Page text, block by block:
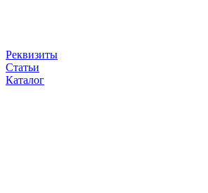
Реквизиты
Статьи
Каталог